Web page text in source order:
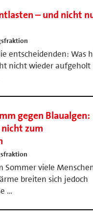
– und nicht
entscheidenden: Was
nicht wieder aufgeholt
gegen Blaualgen:
nicht zum
Sommer viele
breiten sich jedoch
…